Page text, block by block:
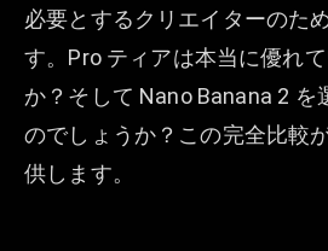
必要とするクリエイターのた
す。Pro ティアは本当に優れ
か？そして Nano Banana 2 を
のでしょうか？この完全比較
供します。